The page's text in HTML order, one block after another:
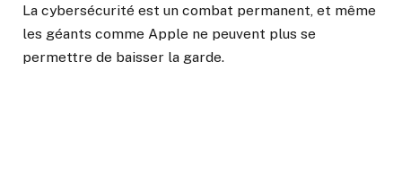
La cybersécurité est un combat permanent, et même
les géants comme Apple ne peuvent plus se
permettre de baisser la garde.